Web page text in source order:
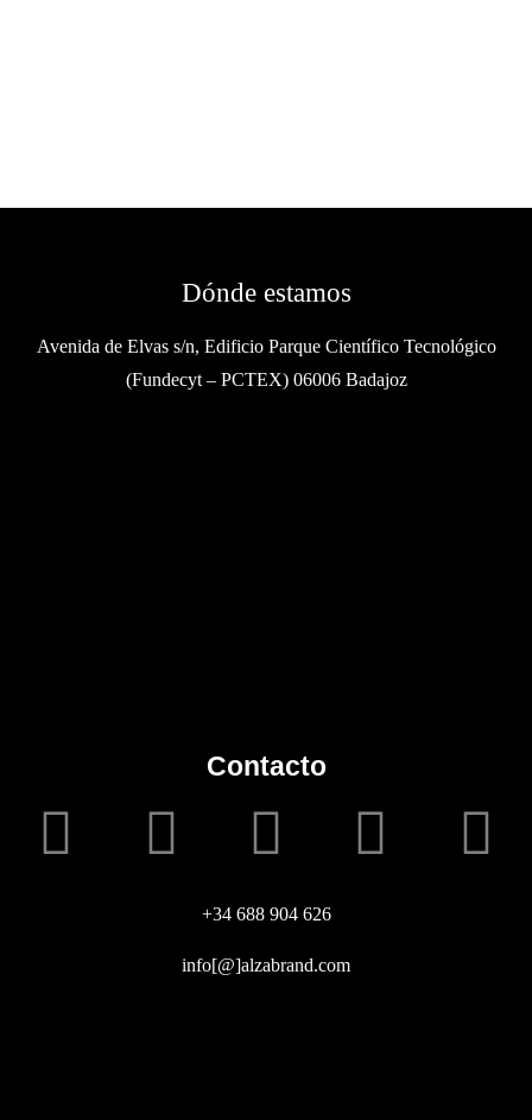
Dónde estamos
Avenida de Elvas s/n, Edificio Parque Científico Tecnológico
(Fundecyt – PCTEX) 06006 Badajoz
Contacto
+34 688 904 626
info[@]alzabrand.com